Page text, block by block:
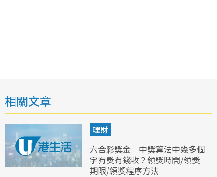
相關文章
理財
六合彩獎金｜中獎算法中幾多個
字有獎有錢收？領獎時間/領獎
期限/領獎程序方法